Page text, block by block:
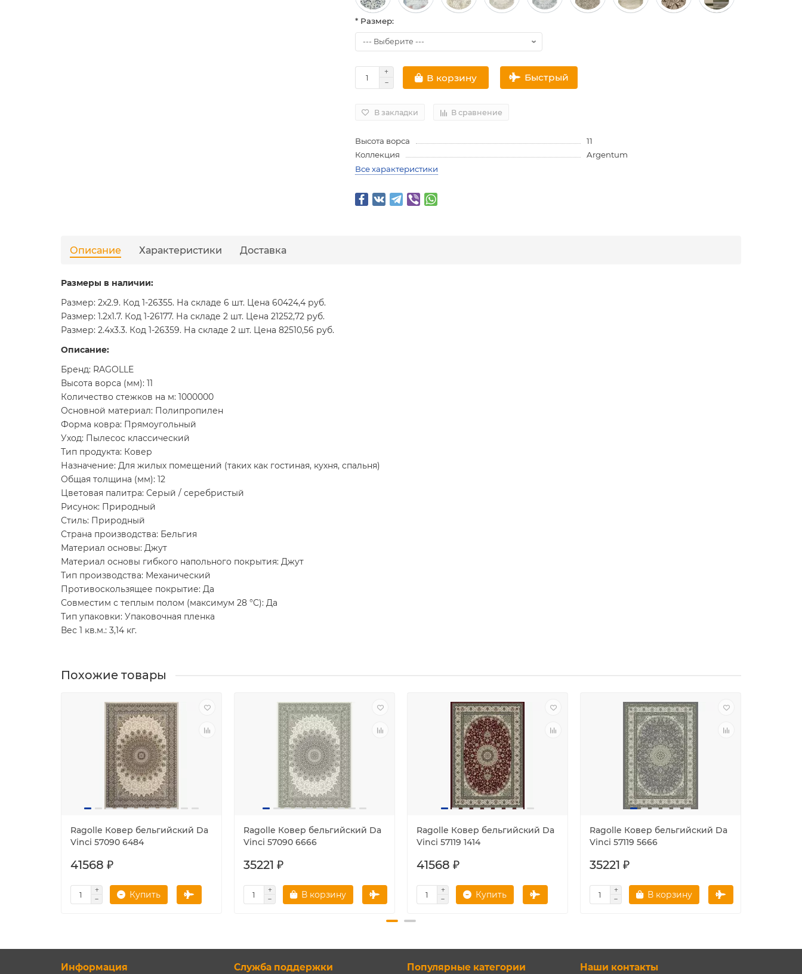
* Размер:
В корзину Быстрый
В закладки В сравнение
Высота ворса
11
Коллекция
Argentum
Все характеристики
Описание Характеристики Доставка
Размеры в наличии:
Размер: 2x2.9. Код 1-26355. На складе 6 шт. Цена 60424,4 руб.
Размер: 1.2x1.7. Код 1-26177. На складе 2 шт. Цена 21252,72 руб.
Размер: 2.4x3.3. Код 1-26359. На складе 2 шт. Цена 82510,56 руб.
Описание:
Бренд: RAGOLLE
Высота ворса (мм): 11
Количество стежков на м: 1000000
Основной материал: Полипропилен
Форма ковра: Прямоугольный
Уход: Пылесос классический
Тип продукта: Ковер
Назначение: Для жилых помещений (таких как гостиная, кухня, спальня)
Общая толщина (мм): 12
Цветовая палитра: Серый / серебристый
Рисунок: Природный
Стиль: Природный
Страна производства: Бельгия
Материал основы: Джут
Материал основы гибкого напольного покрытия: Джут
Тип производства: Механический
Противоскользящее покрытие: Да
Совместим с теплым полом (максимум 28 °C): Да
Тип упаковки: Упаковочная пленка
Вес 1 кв.м.: 3,14 кг.
Похожие товары
Ragolle Ковер бельгийский Da
Vinci 57090 6484
41568 ₽
Купить
Ragolle Ковер бельгийский Da
Vinci 57090 6666
35221 ₽
В корзину
Ragolle Ковер бельгийский Da
Vinci 57119 1414
41568 ₽
Купить
Ragolle Ковер бельгийский Da
Vinci 57119 5666
35221 ₽
В корзину
Информация Служба поддержки Популярные категории Наши контакты